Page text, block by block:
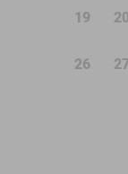
19 20
26 27